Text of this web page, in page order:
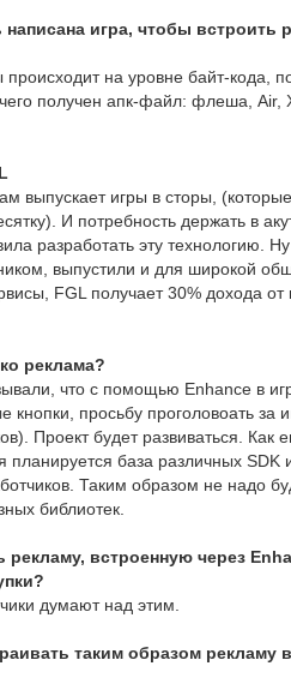
игра, чтобы встроить
на уровне байт-кода,
получен апк-файл: флеша, Air,
выпускает игры в сторы,
И потребность держать в
разработать эту технологию.
выпустили и для широкой
FGL получает 30% дохода от
реклама?
что с помощью Enhance в
кнопки, просьбу проголовоать за
Проект будет развиваться. Как
планируется база различных SDK
Таким образом не надо
библиотек.
встроенную через
думают над этим.
таким образом рекламу